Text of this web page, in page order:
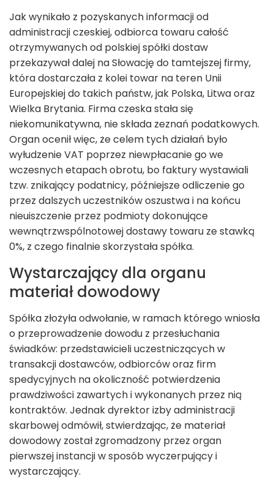
Jak wynikało z pozyskanych informacji od
administracji czeskiej, odbiorca towaru całość
otrzymywanych od polskiej spółki dostaw
przekazywał dalej na Słowację do tamtejszej firmy,
która dostarczała z kolei towar na teren Unii
Europejskiej do takich państw, jak Polska, Litwa oraz
Wielka Brytania. Firma czeska stała się
niekomunikatywna, nie składa zeznań podatkowych.
Organ ocenił więc, że celem tych działań było
wyłudzenie VAT poprzez niewpłacanie go we
wczesnych etapach obrotu, bo faktury wystawiali
tzw. znikający podatnicy, późniejsze odliczenie go
przez dalszych uczestników oszustwa i na końcu
nieuiszczenie przez podmioty dokonujące
wewnątrzwspólnotowej dostawy towaru ze stawką
0%, z czego finalnie skorzystała spółka.
Wystarczający dla organu
materiał dowodowy
Spółka złożyła odwołanie, w ramach którego wniosła
o przeprowadzenie dowodu z przesłuchania
świadków: przedstawicieli uczestniczących w
transakcji dostawców, odbiorców oraz firm
spedycyjnych na okoliczność potwierdzenia
prawdziwości zawartych i wykonanych przez nią
kontraktów. Jednak dyrektor izby administracji
skarbowej odmówił, stwierdzając, że materiał
dowodowy został zgromadzony przez organ
pierwszej instancji w sposób wyczerpujący i
wystarczający.